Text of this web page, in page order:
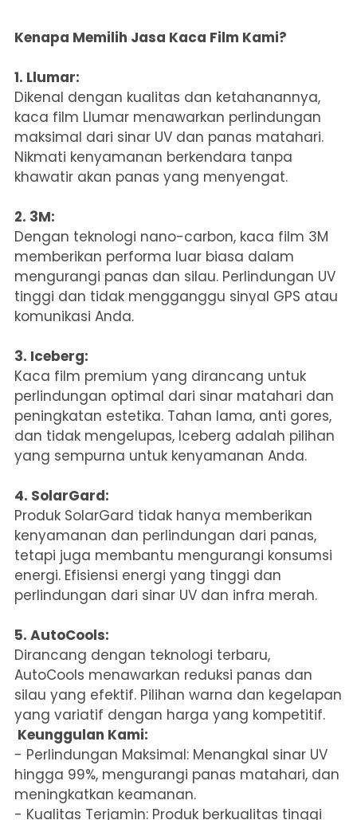
Kenapa Memilih Jasa Kaca Film Kami?
1. Llumar:
Dikenal dengan kualitas dan ketahanannya,
kaca film Llumar menawarkan perlindungan
maksimal dari sinar UV dan panas matahari.
Nikmati kenyamanan berkendara tanpa
khawatir akan panas yang menyengat.
2. 3M:
Dengan teknologi nano-carbon, kaca film 3M
memberikan performa luar biasa dalam
mengurangi panas dan silau. Perlindungan UV
tinggi dan tidak mengganggu sinyal GPS atau
komunikasi Anda.
3. Iceberg:
Kaca film premium yang dirancang untuk
perlindungan optimal dari sinar matahari dan
peningkatan estetika. Tahan lama, anti gores,
dan tidak mengelupas, Iceberg adalah pilihan
yang sempurna untuk kenyamanan Anda.
4. SolarGard:
Produk SolarGard tidak hanya memberikan
kenyamanan dan perlindungan dari panas,
tetapi juga membantu mengurangi konsumsi
energi. Efisiensi energi yang tinggi dan
perlindungan dari sinar UV dan infra merah.
5. AutoCools:
Dirancang dengan teknologi terbaru,
AutoCools menawarkan reduksi panas dan
silau yang efektif. Pilihan warna dan kegelapan
yang variatif dengan harga yang kompetitif.
Keunggulan Kami:
- Perlindungan Maksimal: Menangkal sinar UV
hingga 99%, mengurangi panas matahari, dan
meningkatkan keamanan.
- Kualitas Terjamin: Produk berkualitas tinggi